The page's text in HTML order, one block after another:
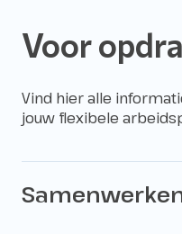
Voor
Vind hier alle
jouw flexibele